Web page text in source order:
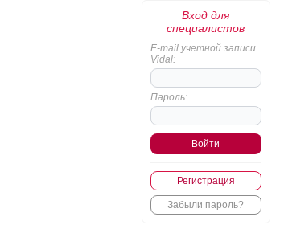
Вход для
специалистов
E-mail учетной записи
Vidal:
Пароль:
Регистрация
Забыли пароль?